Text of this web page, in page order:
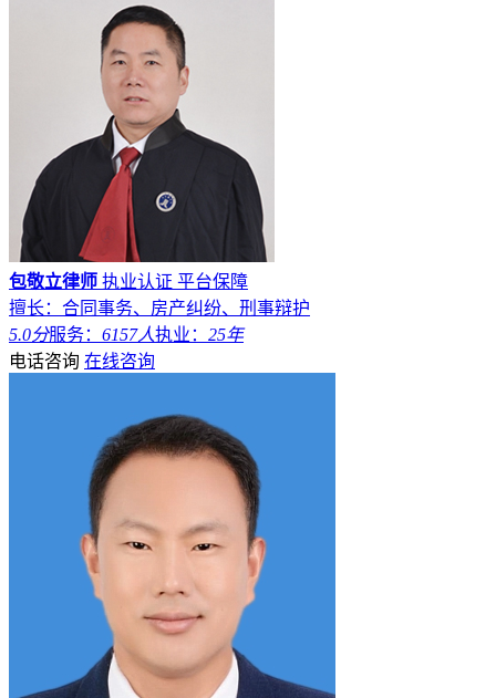
包敬立律师 执业认证 平台保障
擅长：合同事务、房产纠纷、刑事辩护
5.0分服务： 6157人执业： 25年
电话咨询 在线咨询